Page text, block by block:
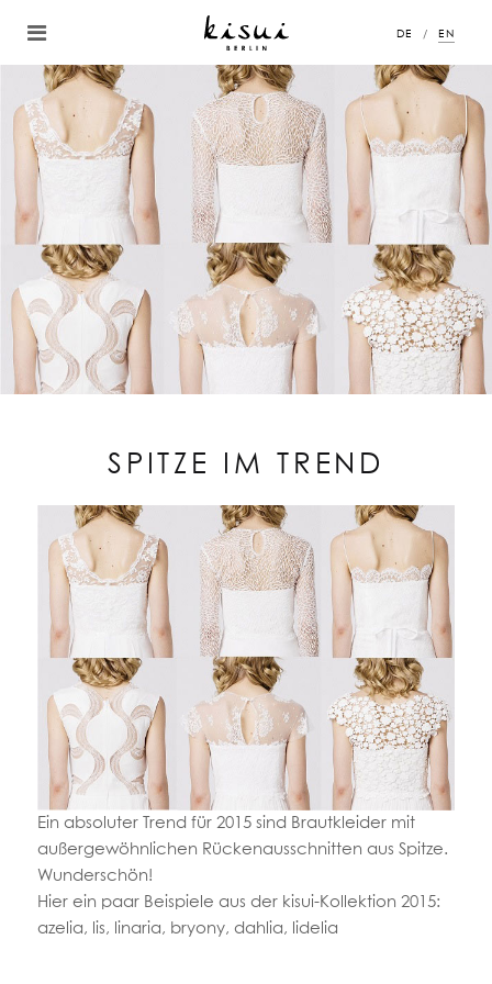
DE EN
SPITZE IM TREND
Ein absoluter Trend für 2015 sind Brautkleider mit
außergewöhnlichen Rückenausschnitten aus Spitze.
Wunderschön!
Hier ein paar Beispiele aus der kisui-Kollektion 2015:
azelia, lis, linaria, bryony, dahlia, lidelia